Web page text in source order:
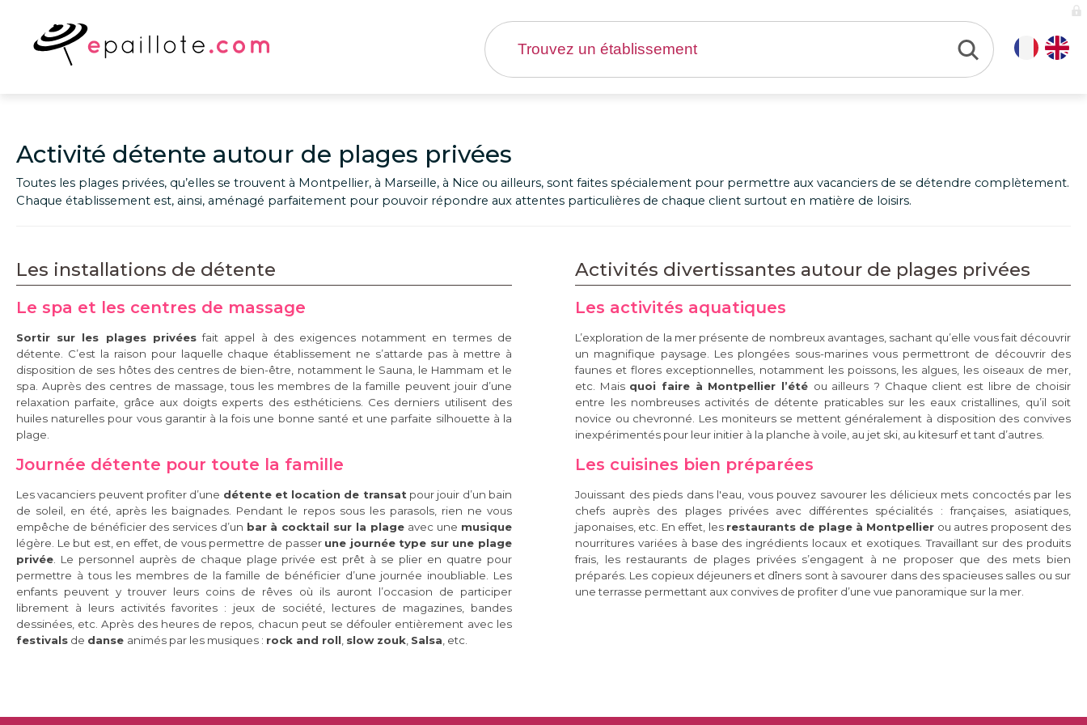
Activité détente autour de plages privées
Toutes les plages privées, qu’elles se trouvent à Montpellier, à Marseille, à Nice ou ailleurs, sont faites spécialement pour permettre aux vacanciers de se détendre complètement.
Chaque établissement est, ainsi, aménagé parfaitement pour pouvoir répondre aux attentes particulières de chaque client surtout en matière de loisirs.
Les installations de détente
Le spa et les centres de massage
Sortir sur les plages privéesfait appel à des exigences notamment en termes de
détente. C’est la raison pour laquelle chaque établissement ne s’attarde pas à mettre à
disposition de ses hôtes des centres de bien-être, notamment le Sauna, le Hammam et le
spa. Auprès des centres de massage, tous les membres de la famille peuvent jouir d’une
relaxation parfaite, grâce aux doigts experts des esthéticiens. Ces derniers utilisent des
huiles naturelles pour vous garantir à la fois une bonne santé et une parfaite silhouette à la
plage.
Journée détente pour toute la famille
Les vacanciers peuvent profiter d’une détente et location de transat pour jouir d’un bain
de soleil, en été, après les baignades. Pendant le repos sous les parasols, rien ne vous
empêche de bénéficier des services d’un bar à cocktail sur la plage avec une musique
légère. Le but est, en effet, de vous permettre de passer une journée type sur une plage
privée . Le personnel auprès de chaque plage privée est prêt à se plier en quatre pour
permettre à tous les membres de la famille de bénéficier d’une journée inoubliable. Les
enfants peuvent y trouver leurs coins de rêves où ils auront l’occasion de participer
librement à leurs activités favorites : jeux de société, lectures de magazines, bandes
dessinées, etc. Après des heures de repos, chacun peut se défouler entièrement avec les
festivals de danse animés par les musiques : rock and roll slow zouk Salsa , etc.
Activités divertissantes autour de plages privées
Les activités aquatiques
L’exploration de la mer présente de nombreux avantages, sachant qu’elle vous fait découvrir
un magnifique paysage. Les plongées sous-marines vous permettront de découvrir des
faunes et flores exceptionnelles, notamment les poissons, les algues, les oiseaux de mer,
etc. Mais quoi faire à Montpellier l’été ou ailleurs ? Chaque client est libre de choisir
entre les nombreuses activités de détente praticables sur les eaux cristallines, qu’il soit
novice ou chevronné. Les moniteurs se mettent généralement à disposition des convives
inexpérimentés pour leur initier à la planche à voile, au jet ski, au kitesurf et tant d’autres.
Les cuisines bien préparées
Jouissant des pieds dans l'eau, vous pouvez savourer les délicieux mets concoctés par les
chefs auprès des plages privées avec différentes spécialités : françaises, asiatiques,
japonaises, etc. En effet, les restaurants de plage à Montpellier ou autres proposent des
nourritures variées à base des ingrédients locaux et exotiques. Travaillant sur des produits
frais, les restaurants de plages privées s’engagent à ne proposer que des mets bien
préparés. Les copieux déjeuners et dîners sont à savourer dans des spacieuses salles ou sur
une terrasse permettant aux convives de profiter d’une vue panoramique sur la mer.